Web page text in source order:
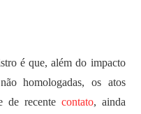
é que, além do impacto
homologadas, os atos
de recente contato, ainda